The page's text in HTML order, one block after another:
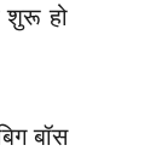
शुरू हो
बॉस